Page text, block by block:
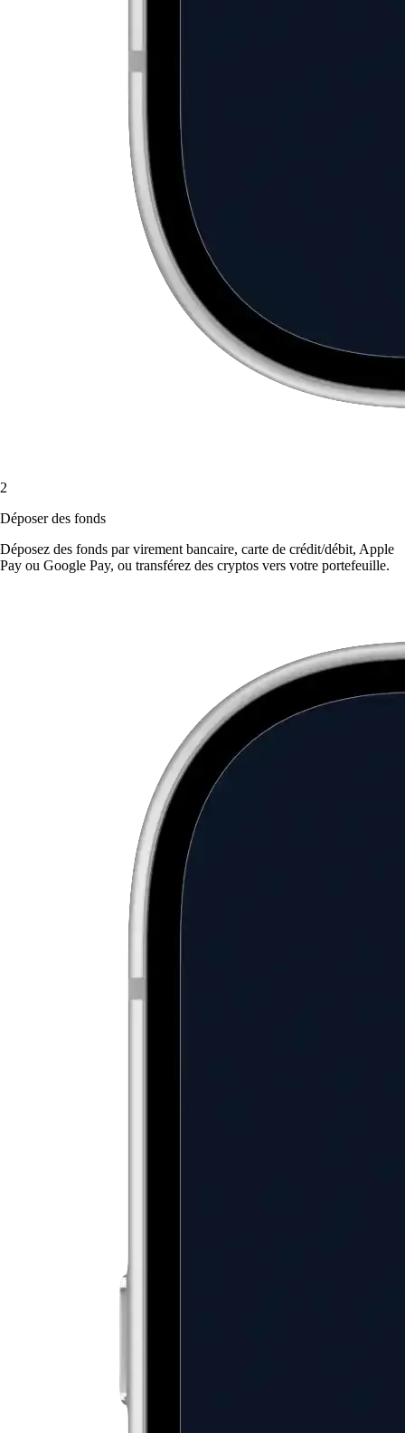
2
Déposer des fonds
Déposez des fonds par virement bancaire, carte de crédit/débit, Apple
Pay ou Google Pay, ou transférez des cryptos vers votre portefeuille.